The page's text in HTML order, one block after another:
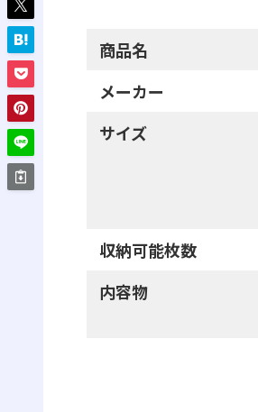
商品名
メーカー
サイズ
収納可能枚数
内容物